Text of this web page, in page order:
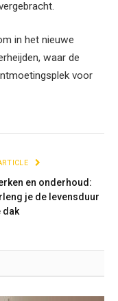
in het nieuwe
waar de
voor
en onderhoud:
je de levensduur
dak